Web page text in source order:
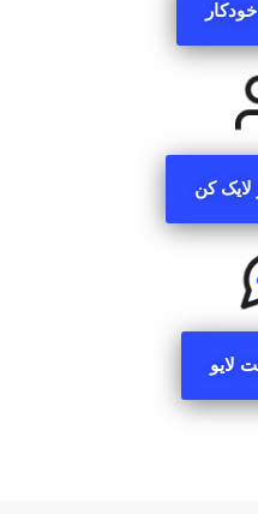
لایک کن
لایو